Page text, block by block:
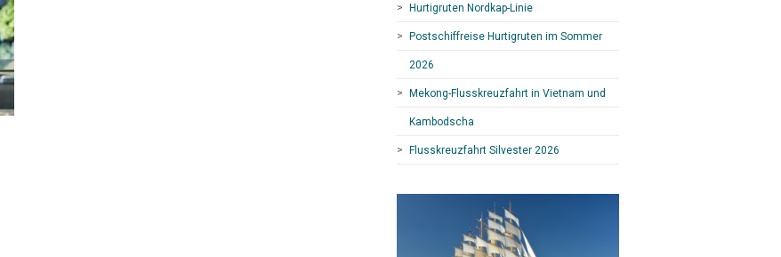
Hurtigruten Nordkap-Linie
Postschiffreise Hurtigruten im Sommer
2026
Mekong-Flusskreuzfahrt in Vietnam und
Kambodscha
Flusskreuzfahrt Silvester 2026